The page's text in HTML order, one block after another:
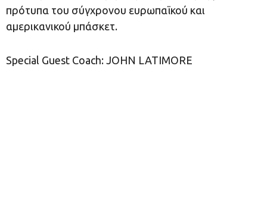
πρότυπα του σύγχρονου ευρωπαϊκού και
αμερικανικού μπάσκετ.
Special Guest Coach: JOHN LATIMORE